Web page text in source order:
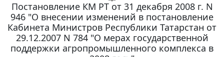
Постановление КМ РТ от 31 декабря 2008 г. N
946 "О внесении изменений в постановление
Кабинета Министров Республики Татарстан от
29.12.2007 N 784 "О мерах государственной
поддержки агропромышленного комплекса в